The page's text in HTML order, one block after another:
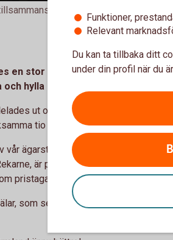
med Anders Thorson och
en stor skara sörmländska
hylla idrotten.
ut och vi hade förmånen att
tio eldsjälar och ledare.
vår ägarstiftelse tillsammans med
är på 10 000 kr till respektive
pristagaren representerar.
som ser till att vi får ett levande
Funktioner,
Relevant
Du kan ta tillbaka ditt
under din profil när du